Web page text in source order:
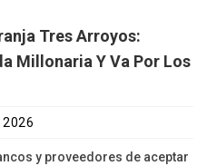
Tres Arroyos:
Millonaria Y Va Por Los
y proveedores de aceptar